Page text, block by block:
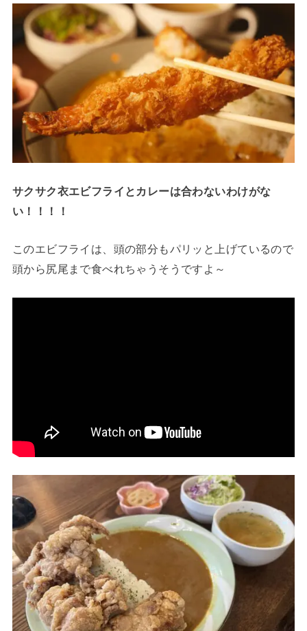
サクサク衣エビフライとカレーは合わないわけがな
い！！！！
このエビフライは、頭の部分もパリッと上げているので
頭から尻尾まで食べれちゃうそうですよ～